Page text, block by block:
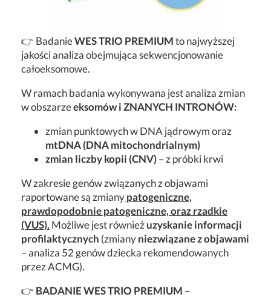
👉 BadanieWES TRIO PREMIUMto najwyższej
jakości analiza obejmująca sekwencjonowanie
całoeksomowe.
W ramach badania wykonywana jest analiza zmian
w obszarzeeksomów i ZNANYCH INTRONÓW:
zmian punktowych w DNA jądrowym oraz
mtDNA (DNA mitochondrialnym)
zmian liczby kopii (CNV)– z próbki krwi
W zakresie genów związanych z objawami
raportowane są zmianypatogeniczne,
prawdopodobnie patogeniczne, oraz rzadkie
(VUS). Możliwe jest równieżuzyskanie informacji
profilaktycznych (zmianyniezwiązane z objawami
– analiza 52 genów dziecka rekomendowanych
przez ACMG).
👉 BADANIE WES TRIO PREMIUM –